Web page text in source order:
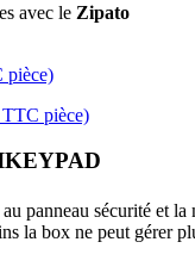
avec le Zipato
pièce)
pièce)
panneau sécurité et la
la box ne peut gérer